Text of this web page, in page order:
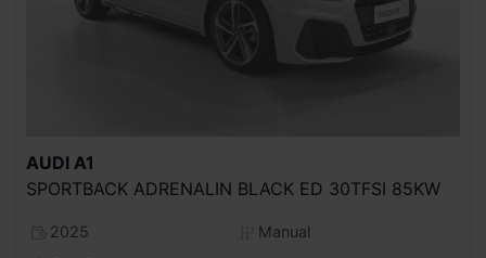
AUDI A1
SPORTBACK ADRENALIN BLACK ED 30TFSI 85KW
2025
Manual